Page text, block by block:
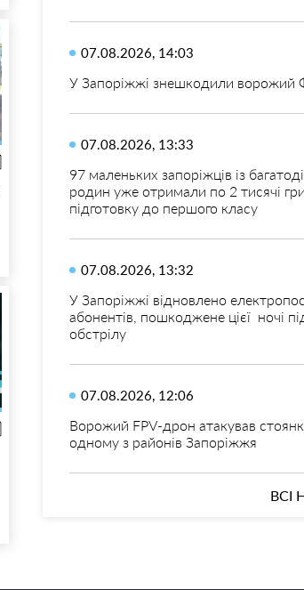
07.08.2026, 14:03
У Запоріжжі знешкодили ворожий
07.08.2026, 13:33
97 маленьких запоріжців із
родин уже отримали по 2 тисячі
підготовку до першого класу
07.08.2026, 13:32
У Запоріжжі відновлено
абонентів, пошкоджене цієї ночі
обстрілу
07.08.2026, 12:06
Ворожий FPV-дрон атакував
одному з районів Запоріжжя
ВСІ